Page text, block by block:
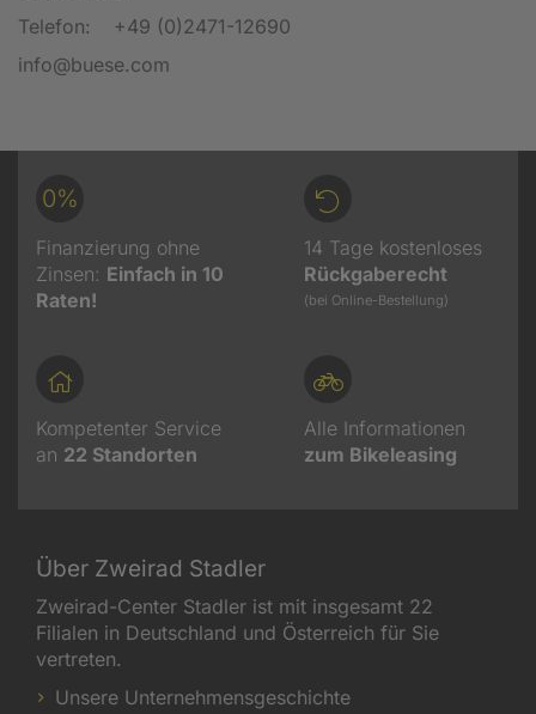
Telefon:
+49 (0)2471-12690
info@buese.com
0%
Finanzierung ohne
Zinsen: Einfach in 10
Raten!
14 Tage kostenloses
Rückgaberecht
(bei Online-Bestellung)
Kompetenter Service
an 22 Standorten
Alle Informationen
zum Bikeleasing
Über Zweirad Stadler
Zweirad-Center Stadler ist mit insgesamt 22
Filialen in Deutschland und Österreich für Sie
vertreten.
Unsere Unternehmensgeschichte